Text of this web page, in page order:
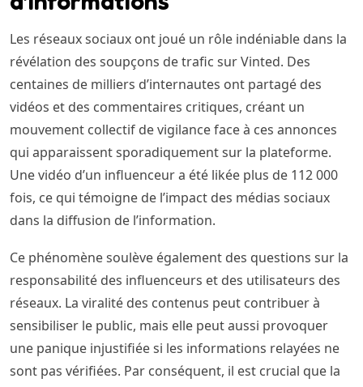
Les réseaux sociaux ont joué un rôle indéniable dans la
révélation des soupçons de trafic sur Vinted. Des
centaines de milliers d’internautes ont partagé des
vidéos et des commentaires critiques, créant un
mouvement collectif de vigilance face à ces annonces
qui apparaissent sporadiquement sur la plateforme.
Une vidéo d’un influenceur a été likée plus de 112 000
fois, ce qui témoigne de l’impact des médias sociaux
dans la diffusion de l’information.
Ce phénomène soulève également des questions sur la
responsabilité des influenceurs et des utilisateurs des
réseaux. La viralité des contenus peut contribuer à
sensibiliser le public, mais elle peut aussi provoquer
une panique injustifiée si les informations relayées ne
sont pas vérifiées. Par conséquent, il est crucial que la